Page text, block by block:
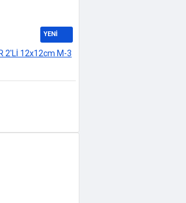
YENİ
2'Lİ 12x12cm M-3